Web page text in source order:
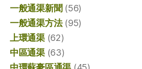
一般通渠新聞 (56)
一般通渠方法(95)
上環通渠(62)
中區通渠(63)